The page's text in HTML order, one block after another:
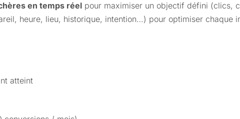
en temps réel pour maximiser un objectif défini (clics,
heure, lieu, historique, intention…) pour optimiser chaque
atteint